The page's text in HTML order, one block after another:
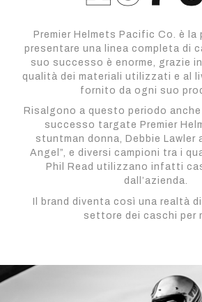
Premier Helmets Pacific Co. è la
presentare una linea completa di
suo successo è enorme, grazie
qualità dei materiali utilizzati e al
fornito da ogni suo
Risalgono a questo periodo
successo targate Premier
stuntman donna, Debbie Lawler
Angel”, e diversi campioni tra i
Phil Read utilizzano infatti
dall’azienda.
Il brand diventa così una realtà
settore dei caschi per